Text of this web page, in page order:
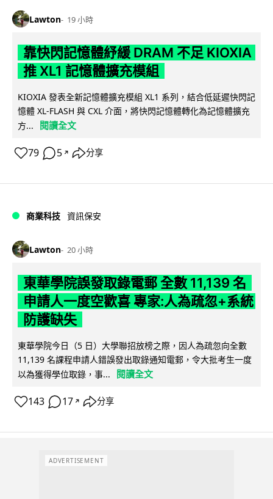
Lawton 19 小時
靠快閃記憶體紓緩 DRAM 不足 KIOXIA
推 XL1 記憶體擴充模組
KIOXIA 發表全新記憶體擴充模組 XL1 系列，結合低延遲快閃記
憶體 XL-FLASH 與 CXL 介面，將快閃記憶體轉化為記憶體擴充
方...
閱讀全文
79 5 ↗ 分享
商業科技 資訊保安
Lawton 20 小時
東華學院誤發取錄電郵 全數 11,139 名
申請人一度空歡喜 專家:人為疏忽+系統
防護缺失
東華學院今日（5 日）大學聯招放榜之際，因人為疏忽向全數
11,139 名課程申請人錯誤發出取錄通知電郵，令大批考生一度
以為獲得學位取錄，事...
閱讀全文
143 17 ↗ 分享
ADVERTISEMENT